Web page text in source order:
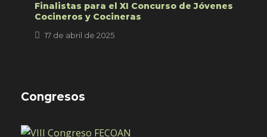
Finalistas para el XI Concurso de Jóvenes
Cocineros y Cocineras
17 de abril de 2025
Congresos